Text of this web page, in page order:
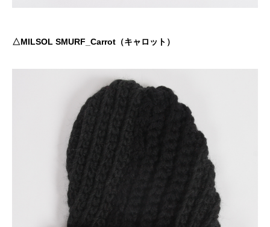
△MILSOL SMURF_Carrot（キャロット）